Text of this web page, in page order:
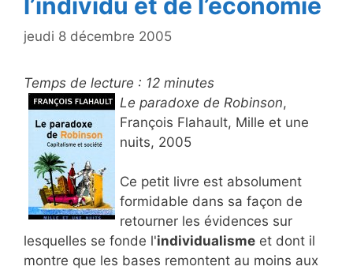
l’individu et de l’économie
jeudi 8 décembre 2005
Temps de lecture : 12 minutes
Le paradoxe de Robinson,
François Flahault, Mille et une
nuits, 2005
Ce petit livre est absolument
formidable dans sa façon de
retourner les évidences sur
lesquelles se fonde l'individualisme et dont il
montre que les bases remontent au moins aux